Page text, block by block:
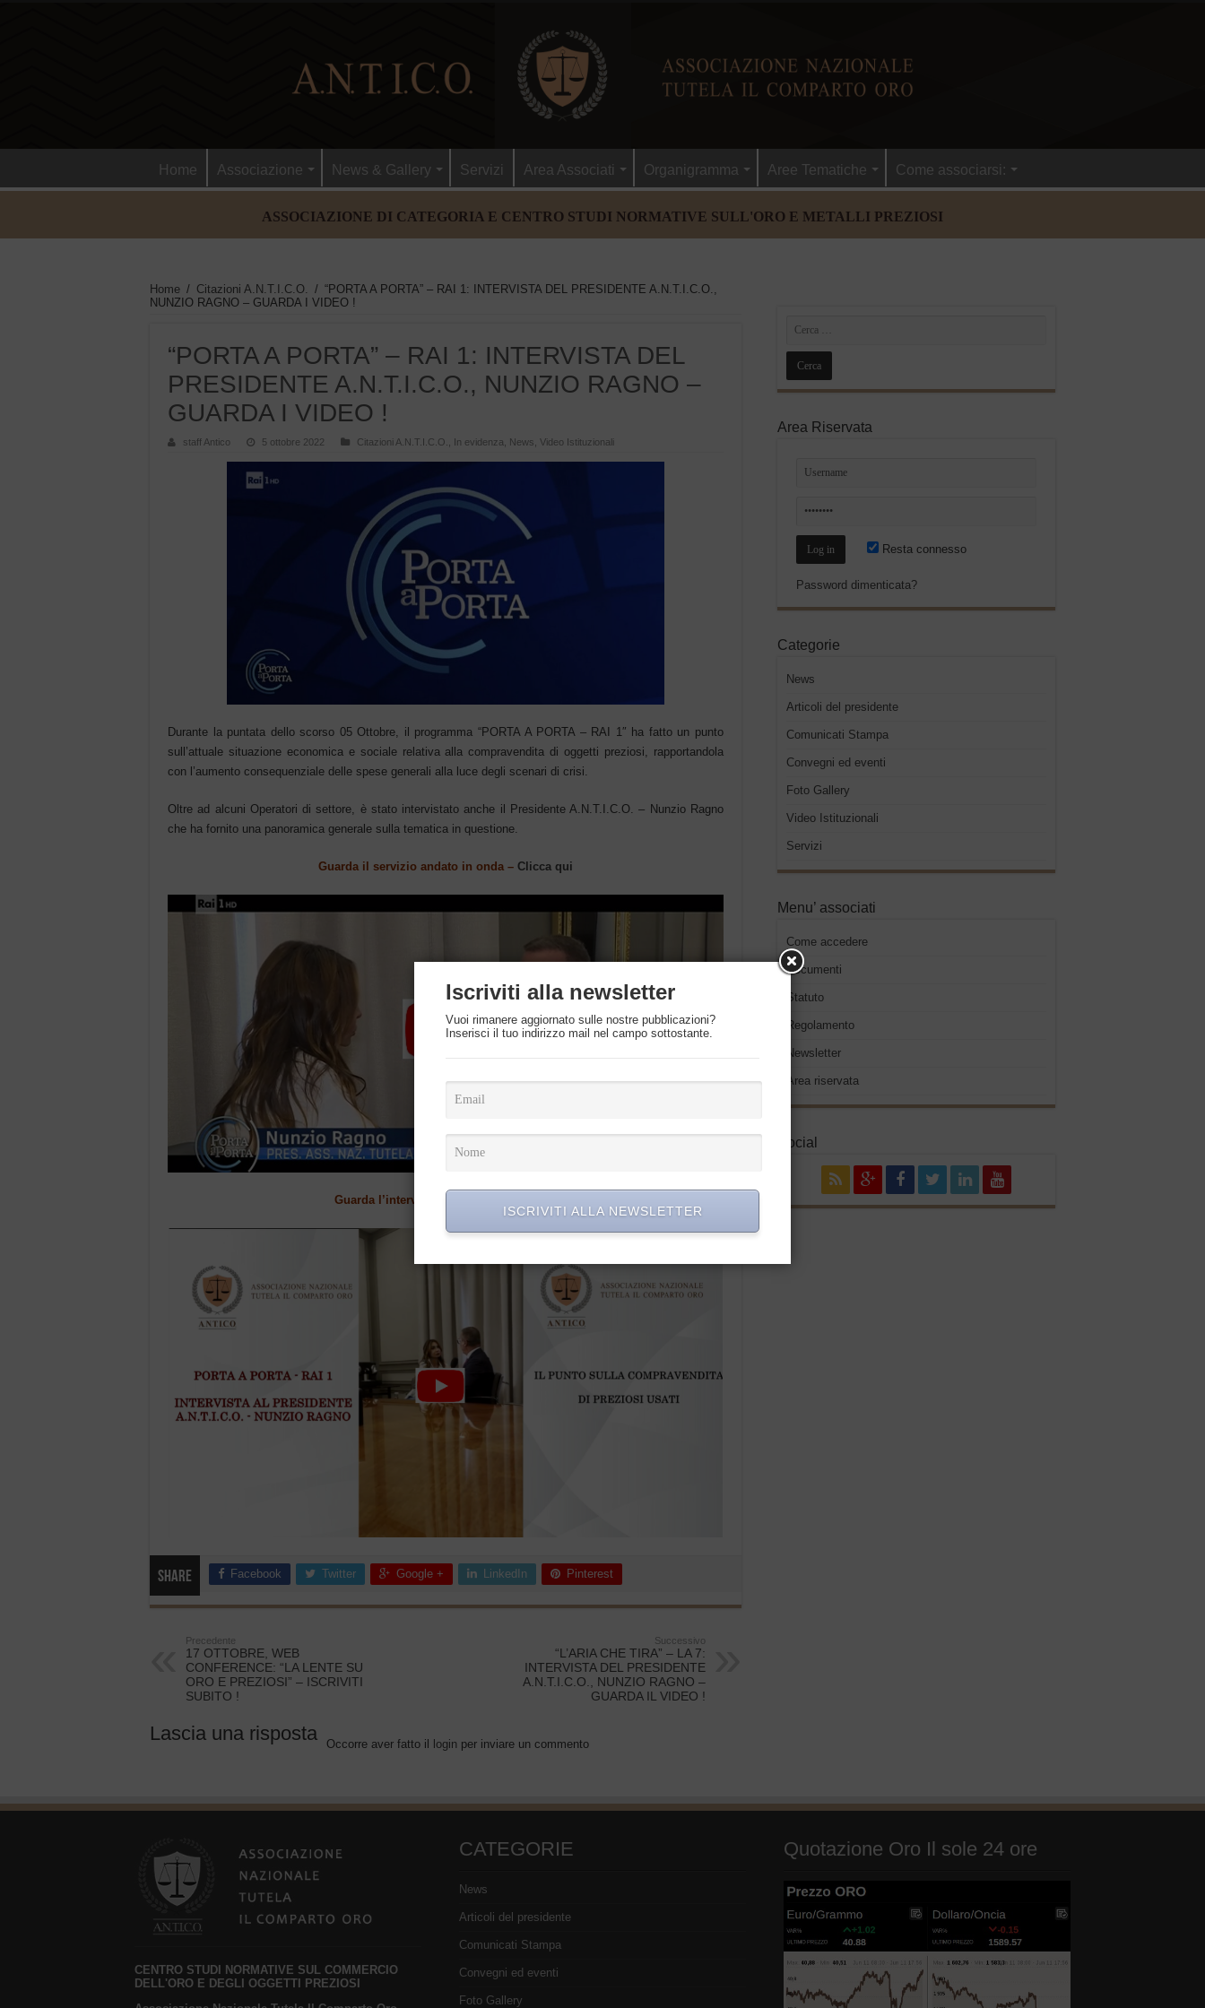
Home Associazione News & Gallery Servizi Area Associati Organigramma Aree Tematiche Come associarsi:
ASSOCIAZIONE DI CATEGORIA E CENTRO STUDI NORMATIVE SULL'ORO E METALLI PREZIOSI
Home / Citazioni A.N.T.I.C.O. / “PORTA A PORTA” – RAI 1: INTERVISTA DEL PRESIDENTE A.N.T.I.C.O.,
NUNZIO RAGNO – GUARDA I VIDEO !
“PORTA A PORTA” – RAI 1: INTERVISTA DEL
PRESIDENTE A.N.T.I.C.O., NUNZIO RAGNO –
GUARDA I VIDEO !
staff Antico 5 ottobre 2022 Citazioni A.N.T.I.C.O. In evidenza News Video Istituzionali
Durante la puntata dello scorso 05 Ottobre, il programma “PORTA A PORTA – RAI 1″ ha fatto un punto
sull’attuale situazione economica e sociale relativa alla compravendita di oggetti preziosi, rapportandola
con l’aumento consequenziale delle spese generali alla luce degli scenari di crisi.
Oltre ad alcuni Operatori di settore, è stato intervistato anche il Presidente A.N.T.I.C.O. – Nunzio Ragno
che ha fornito una panoramica generale sulla tematica in questione.
Guarda il servizio andato in onda – Clicca qui
Guarda l’intervista integrale –
Share Facebook Twitter Google + LinkedIn Pinterest
Precedente
17 OTTOBRE, WEB
CONFERENCE: “LA LENTE SU
ORO E PREZIOSI” – ISCRIVITI
SUBITO !
Successivo
“L’ARIA CHE TIRA” – LA 7:
INTERVISTA DEL PRESIDENTE
A.N.T.I.C.O., NUNZIO RAGNO –
GUARDA IL VIDEO !
Lascia una risposta Occorre aver fatto il login per inviare un commento
Area Riservata
Resta connesso
Password dimenticata?
Categorie
News
Articoli del presidente
Comunicati Stampa
Convegni ed eventi
Foto Gallery
Video Istituzionali
Servizi
Menu’ associati
Come accedere
Documenti
Statuto
Regolamento
Newsletter
Area riservata
Social
CENTRO STUDI NORMATIVE SUL COMMERCIO
DELL'ORO E DEGLI OGGETTI PREZIOSI
CATEGORIE
News
Articoli del presidente
Comunicati Stampa
Convegni ed eventi
Foto Gallery
Quotazione Oro Il sole 24 ore
Iscriviti alla newsletter
Vuoi rimanere aggiornato sulle nostre pubblicazioni?
Inserisci il tuo indirizzo mail nel campo sottostante.
ISCRIVITI ALLA NEWSLETTER